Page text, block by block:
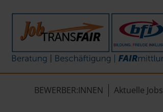
BEWERBER:INNEN Aktuelle Jobs
Mein Weg zum Job
Beratung
Beschäftigung
ÜBER UNS
Leitbild
KI-Manifest
Interner Bereich
JT-Portal
JobImpuls